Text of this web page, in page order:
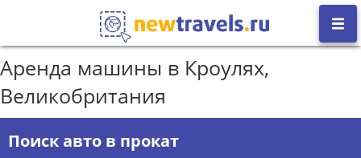
Аренда машины в Кроулях,
Великобритания
Поиск авто в прокат